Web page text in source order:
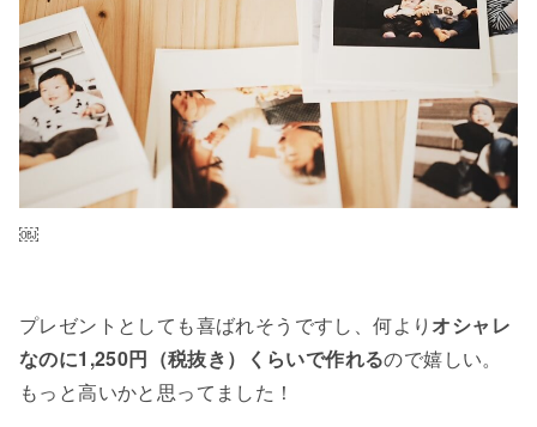
￼
プレゼントとしても喜ばれそうですし、何より オシャレ
なのに1,250円（税抜き）くらいで作れるので嬉しい。
もっと高いかと思ってました！